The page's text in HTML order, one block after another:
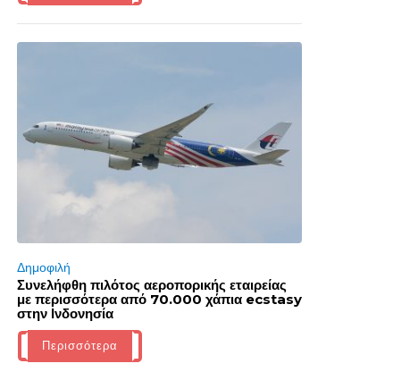
Δημοφιλή
Συνελήφθη πιλότος αεροπορικής εταιρείας
με περισσότερα από 70.000 χάπια ecstasy
στην Ινδονησία
Περισσότερα